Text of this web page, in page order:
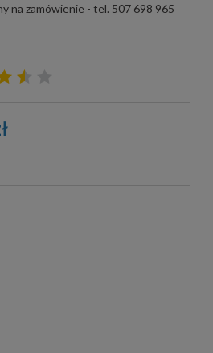
na zamówienie - tel. 507 698 965